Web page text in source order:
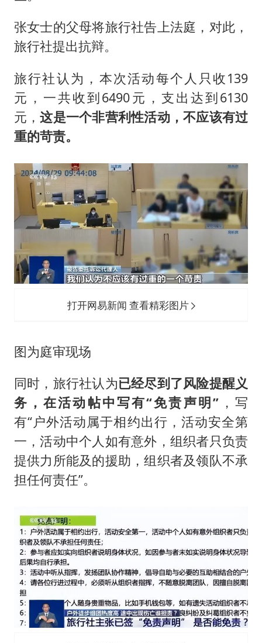
张女士的父母将旅行社告上法庭，对此，
旅行社提出抗辩。
旅行社认为，本次活动每个人只收139
元，一共收到6490元，支出达到6130
元，这是一个非营利性活动，不应该有过
重的苛责。
打开网易新闻 查看精彩图片
图为庭审现场
同时，旅行社认为已经尽到了风险提醒义
务，在活动帖中写有“免责声明”，写
有“户外活动属于相约出行，活动安全第
一，活动中个人如有意外，组织者只负责
提供力所能及的援助，组织者及领队不承
担任何责任”。